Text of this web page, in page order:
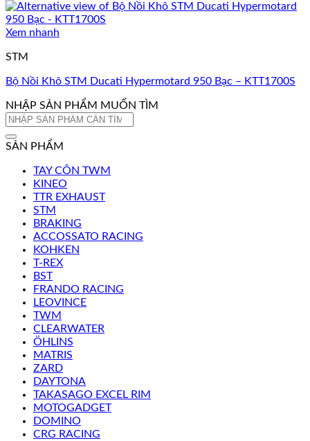
Xem nhanh
STM
Bộ Nồi Khô STM Ducati Hypermotard 950 Bạc – KTT1700S
NHẬP SẢN PHẨM MUỐN TÌM
Tìm
SẢN PHẨM
TAY CÔN TWM
KINEO
TTR EXHAUST
STM
BRAKING
ACCOSSATO RACING
KOHKEN
T-REX
BST
FRANDO RACING
LEOVINCE
TWM
CLEARWATER
ÖHLINS
MATRIS
ZARD
DAYTONA
TAKASAGO EXCEL RIM
MOTOGADGET
DOMINO
CRG RACING